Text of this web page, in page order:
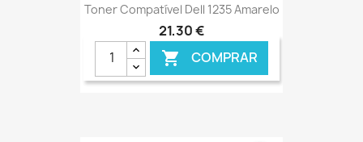
Toner Compatível Dell 1235 Amarelo
21,30 €
 COMPRAR